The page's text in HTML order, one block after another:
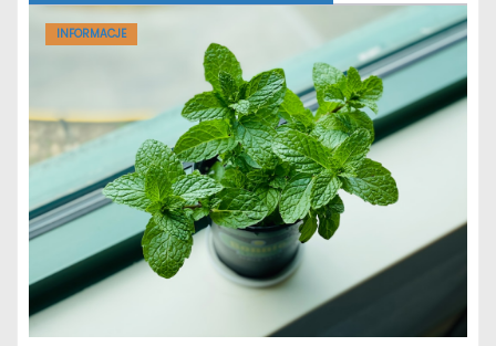
INFORMACJE